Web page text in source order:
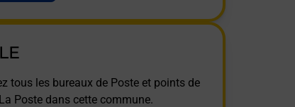
tous les bureaux de Poste et points de
Poste dans cette commune.